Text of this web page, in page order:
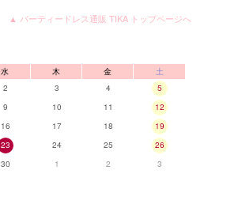
▲ パーティードレス通販 TIKA トップページへ
水 木 金
土
2 3 4
5
9 10 11
12
16 17 18
19
23 24 25
26
30 1 2 3